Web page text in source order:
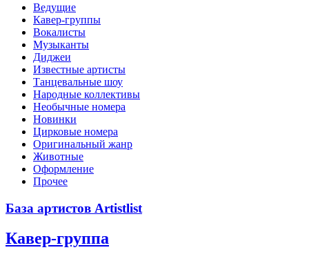
Ведущие
Кавер-группы
Вокалисты
Музыканты
Диджеи
Известные артисты
Танцевальные шоу
Народные коллективы
Необычные номера
Новинки
Цирковые номера
Оригинальный жанр
Животные
Оформление
Прочее
База артистов Artistlist
Кавер-группа